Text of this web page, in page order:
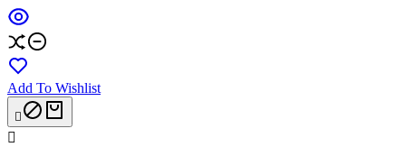
Add To Wishlist

